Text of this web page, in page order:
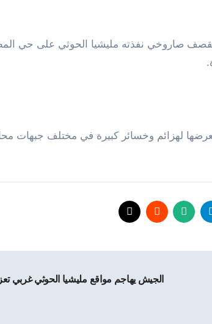
إن 5 مدنيين قتلوا، بينهم امرأة وأصيب 23 آخرون، بقصف صاروخي نفذته مليشيا الحوثي على حي
لهزائم وخسائر كبيرة في مختلف جبهات
الجيش يهاجم مواقع مليشيا الحوثي غربي تعز